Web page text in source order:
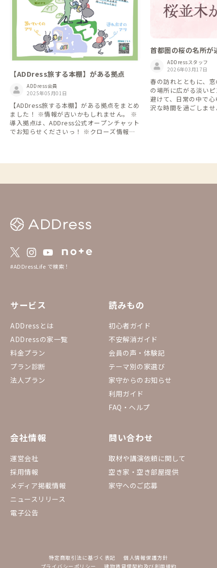
【ADDress旅する本棚】がある拠点
ADDress会員
2025年05月01日
【ADDress旅する本棚】がある拠点をまとめ
ました！ ※情報が古いかもしれません。 ※
導入拠点は、ADDress公式オープンチャット
でお知らせくださいっ！ ※クローズ情報も
首都圏の桜の名所が
ADDressスタッフ
2026年03月17日
春の訪れとともに、
の場所に広がる淡い
避けて、日常の中で
沢な時間を過ごしま
#ADDressLife で検索！
サービス
ADDressとは
ADDressの家一覧
料金プラン
プラン診断
法人プラン
読みもの
初心者ガイド
不安解消ガイド
会員の声・体験記
テーマ別の家選び
家守からのお知らせ
利用ガイド
FAQ・ヘルプ
会社情報
運営会社
採用情報
メディア掲載情報
ニュースリリース
電子公告
問い合わせ
取材や講演依頼に関して
空き家・空き部屋提供
家守へのご応募
特定商取引法に基づく表記
個人情報保護方針
プライバシーポリシー
建物賃貸借契約及び利用規約